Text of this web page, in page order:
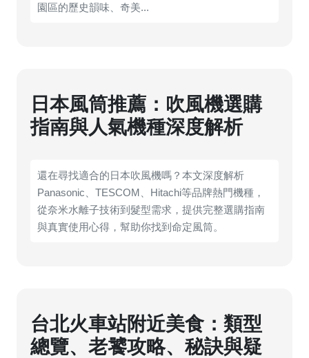
園區的歷史韻味、奇美...
日本風筒推薦：吹風機選購
指南與人氣機種深度解析
還在尋找適合的日本吹風機嗎？本文深度解析
Panasonic、TESCOM、Hitachi等品牌熱門機種，
從奈米水離子技術到髮型需求，提供完整選購指南
與真實使用心得，幫助你找到命定風筒。
台北火車站附近美食：類型
總覽、老饕攻略、秘訣與疑